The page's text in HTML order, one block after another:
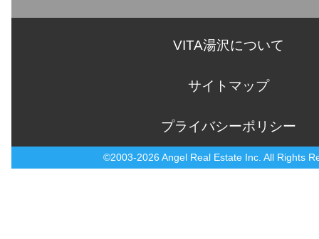
VITA湯沢について
サイトマップ
プライバシーポリシー
©2003-2026 Angel Real Estate Inc. All Rights